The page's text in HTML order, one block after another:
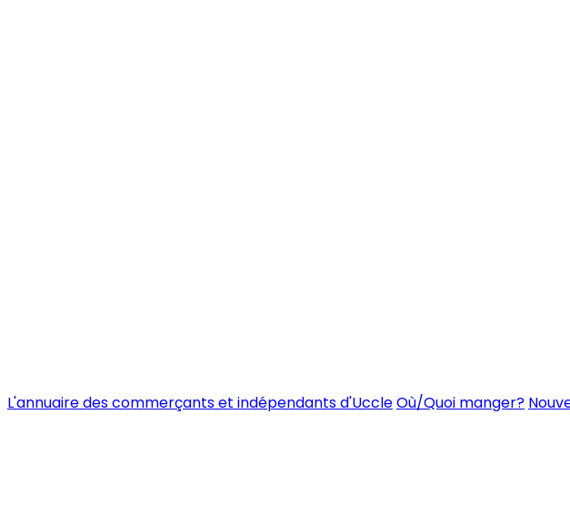
L'annuaire des commerçants et indépendants d'UccleOù/Quoi manger?